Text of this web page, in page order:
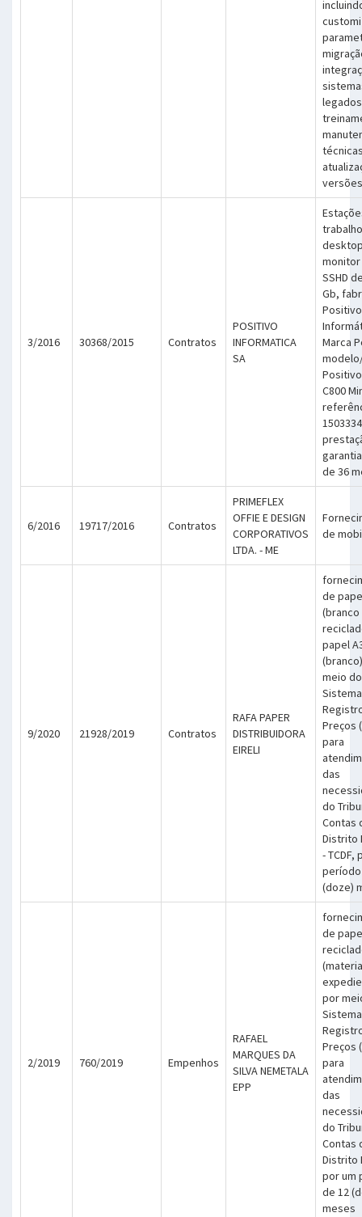
versões
3/2016 30368/2015 Contratos
POSITIVO
INFORMATICA
SA
monitor
SSHD
Gb,
Positivo
Marca
C800
de 36
6/2016 19717/2016 Contratos
PRIMEFLEX
OFFIE E DESIGN
CORPORATIVOS
LTDA. - ME
de
9/2020 21928/2019 Contratos
RAFA PAPER
DISTRIBUIDORA
EIRELI
de
(branco
papel
meio do
Preços
para
das
do
Contas
Distrito
- TCDF,
(doze)
2/2019 760/2019 Empenhos
RAFAEL
MARQUES DA
SILVA NEMETALA
EPP
de
por
Preços
para
das
do
Contas
Distrito
por um
de 12
meses